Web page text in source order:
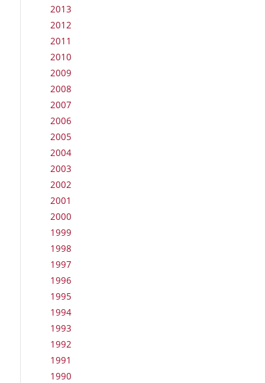
2013
2012
2011
2010
2009
2008
2007
2006
2005
2004
2003
2002
2001
2000
1999
1998
1997
1996
1995
1994
1993
1992
1991
1990